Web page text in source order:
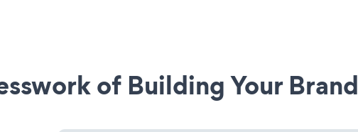
of Building Your Brand